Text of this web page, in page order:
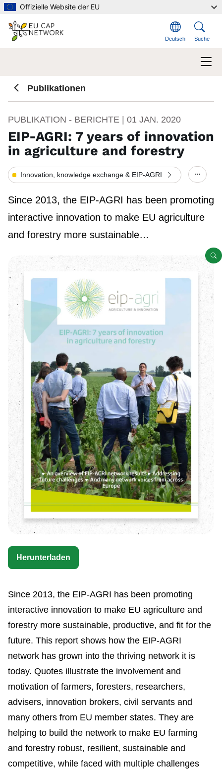
Direkt zum Inhalt
Offizielle Website der EU
Deutsch Suche
Publikationen
PUBLIKATION - BERICHTE | 01 JAN. 2020
EIP-AGRI: 7 years of innovation
in agriculture and forestry
Innovation, knowledge exchange & EIP-AGRI
Since 2013, the EIP-AGRI has been promoting
interactive innovation to make EU agriculture
and forestry more sustainable…
Herunterladen
Since 2013, the EIP-AGRI has been promoting
interactive innovation to make EU agriculture and
forestry more sustainable, productive, and fit for the
future. This report shows how the EIP-AGRI
network has grown into the thriving network it is
today. Quotes illustrate the involvement and
motivation of farmers, foresters, researchers,
advisers, innovation brokers, civil servants and
many others from EU member states. They are
helping to build the network to make EU farming
and forestry robust, resilient, sustainable and
competitive, while faced with multiple challenges